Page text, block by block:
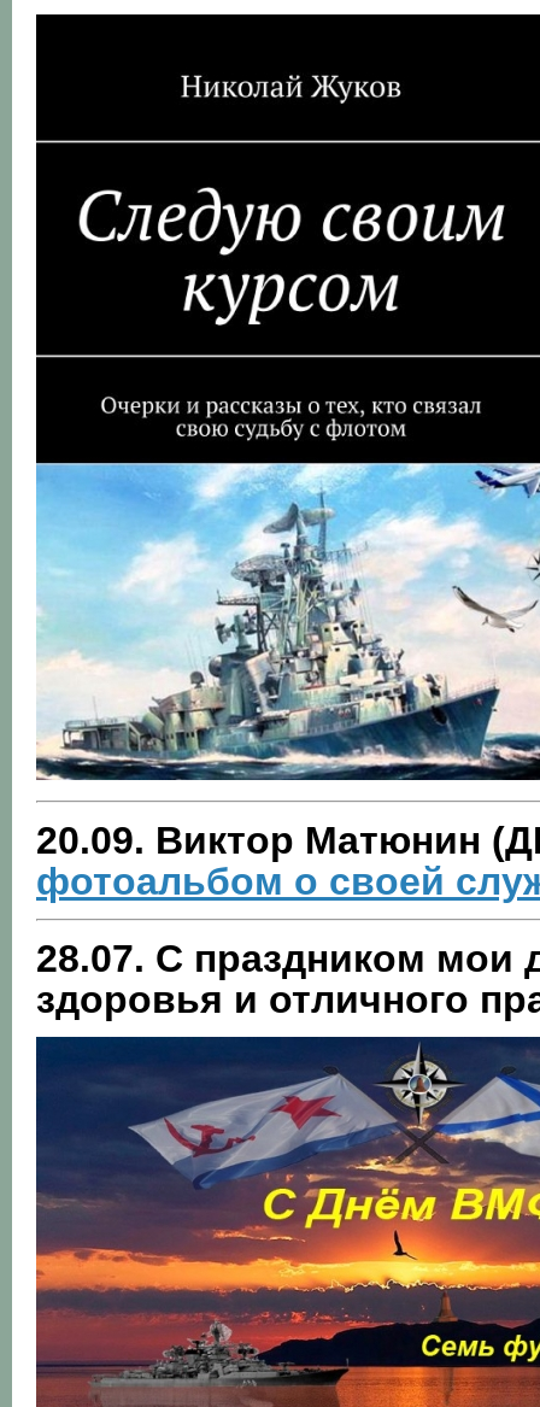
20.09. Виктор Матюнин
фотоальбом о своей
28.07. С праздником мои
здоровья и отличного